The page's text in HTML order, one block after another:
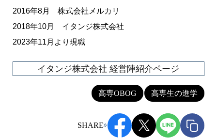
2016年8月 株式会社メルカリ
2018年10月 イタンジ株式会社
2023年11月より現職
イタンジ株式会社 経営陣紹介ページ
高専OBOG 高専生の進学
SHARE